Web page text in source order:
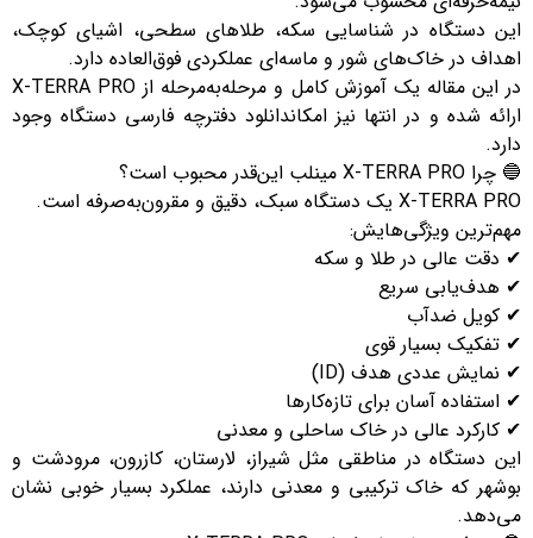
این دستگاه در شناسایی سکه، طلاهای سطحی، اشیای کوچک،
اهداف در خاک‌های شور و ماسه‌ای عملکردی فوق‌العاده دارد.
در این مقاله یک آموزش کامل و مرحله‌به‌مرحله از X-TERRA PRO
ارائه شده و در انتها نیز امکاندانلود دفترچه فارسی دستگاه وجود
دارد.
🔵 چرا X-TERRA PRO مینلب این‌قدر محبوب است؟
X-TERRA PRO یک دستگاه سبک، دقیق و مقرون‌به‌صرفه است.
مهم‌ترین ویژگی‌هایش:
✔ دقت عالی در طلا و سکه
✔ هدف‌یابی سریع
✔ کویل ضدآب
✔ تفکیک بسیار قوی
✔ نمایش عددی هدف (ID)
✔ استفاده آسان برای تازه‌کارها
✔ کارکرد عالی در خاک‌ ساحلی و معدنی
این دستگاه در مناطقی مثل شیراز، لارستان، کازرون، مرودشت و
بوشهر که خاک ترکیبی و معدنی دارند، عملکرد بسیار خوبی نشان
می‌دهد.